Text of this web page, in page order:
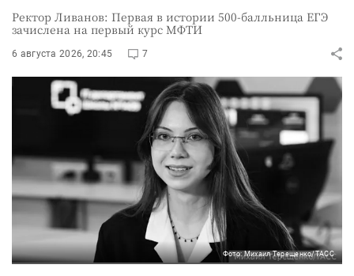
Ректор Ливанов: Первая в истории 500-балльница ЕГЭ
зачислена на первый курс МФТИ
6 августа 2026, 20:45 7
Фото: Михаил Терещенко/ТАСС